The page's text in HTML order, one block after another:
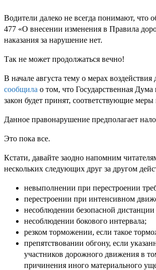
Водители далеко не всегда понимают, что
477 «О внесении изменения в Правила
наказания за нарушение нет.
Так не может продолжаться вечно!
В начале августа тему о мерах
сообщила о том, что Государственная Дума
закон будет принят, соответствующие
Данное правонарушение предполагает
Это пока все.
Кстати, давайте заодно напомним
нескольких следующих друг за другом
невыполнении при перестроении
перестроении при интенсивном
несоблюдении безопасной
несоблюдении бокового интервала;
резком торможении, если такое
препятствовании обгону, если
участников дорожного движения в
причинения иного материального